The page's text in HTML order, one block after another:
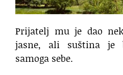
Prijatelj mu je dao
jasne, ali suština je
samoga sebe.